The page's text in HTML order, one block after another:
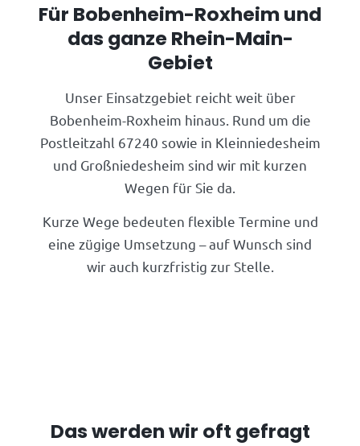
Für Bobenheim-Roxheim und
das ganze Rhein-Main-
Gebiet
Unser Einsatzgebiet reicht weit über
Bobenheim-Roxheim hinaus. Rund um die
Postleitzahl 67240 sowie in Kleinniedesheim
und Großniedesheim sind wir mit kurzen
Wegen für Sie da.
Kurze Wege bedeuten flexible Termine und
eine zügige Umsetzung – auf Wunsch sind
wir auch kurzfristig zur Stelle.
Das werden wir oft gefragt